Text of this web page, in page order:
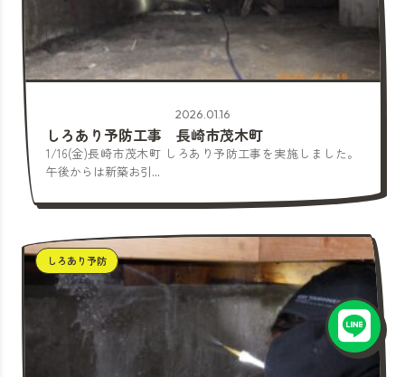
2026.01.16
しろあり予防工事 長崎市茂木町
1/16(金)長崎市茂木町 しろあり予防工事を実施しました。
午後からは新築お引...
しろあり予防